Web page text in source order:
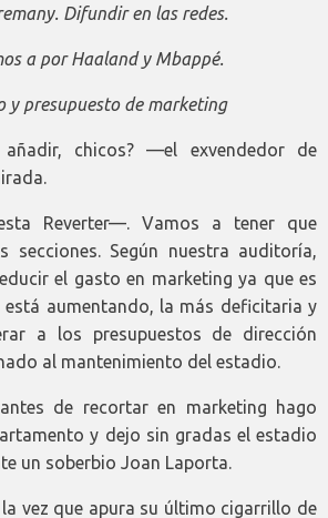
Difundir en las redes.
a por Haaland y Mbappé.
y presupuesto de marketing
chicos? —el exvendedor de
Reverter—. Vamos a tener que
secciones. Según nuestra auditoría,
el gasto en marketing ya que es
está aumentando, la más deficitaria y
a los presupuestos de dirección
al mantenimiento del estadio.
de recortar en marketing hago
y dejo sin gradas el estadio
un soberbio Joan Laporta.
la vez que apura su último cigarrillo de